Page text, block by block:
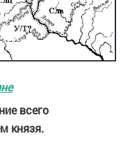
всего
князя.